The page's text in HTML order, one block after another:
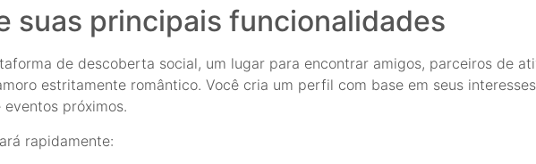
suas principais funcionalidades
de descoberta social, um lugar para encontrar amigos, parceiros de
estritamente romântico. Você cria um perfil com base em seus
próximos.
rapidamente: